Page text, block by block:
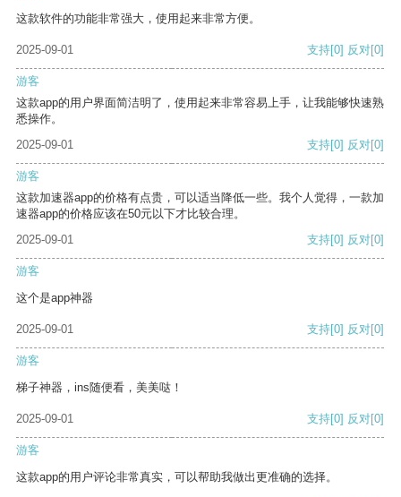
这款软件的功能非常强大，使用起来非常方便。
2025-09-01 支持[0] 反对[0]
游客
这款app的用户界面简洁明了，使用起来非常容易上手，让我能够快速熟
悉操作。
2025-09-01
支持[0] 反对[0]
游客
这款加速器app的价格有点贵，可以适当降低一些。我个人觉得，一款加
速器app的价格应该在50元以下才比较合理。
2025-09-01
支持[0] 反对[0]
游客
这个是app神器
2025-09-01 支持[0] 反对[0]
游客
梯子神器，ins随便看，美美哒！
2025-09-01 支持[0] 反对[0]
游客
这款app的用户评论非常真实，可以帮助我做出更准确的选择。